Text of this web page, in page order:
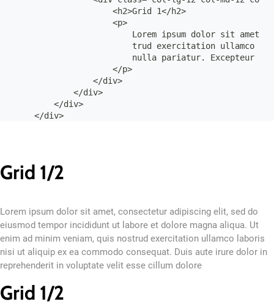
                    <h2>Grid 1</h2>
                    <p>
Lorem ipsum dolor sit amet,
trud exercitation ullamco
nulla pariatur. Excepteur
                    </p>
                </div>
            </div>
        </div>
    </div>
Grid 1/2
Lorem ipsum dolor sit amet, consectetur adipiscing elit, sed do
eiusmod tempor incididunt ut labore et dolore magna aliqua. Ut
enim ad minim veniam, quis nostrud exercitation ullamco laboris
nisi ut aliquip ex ea commodo consequat. Duis aute irure dolor in
reprehenderit in voluptate velit esse cillum dolore
Grid 1/2